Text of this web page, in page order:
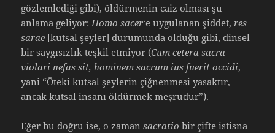
gözlemlediği gibi), öldürmenin caiz olması şu
anlama geliyor: Homo sacer‘e uygulanan şiddet,res
sarae [kutsal şeyler] durumunda olduğu gibi, dinsel
bir saygısızlık teşkil etmiyor (Cum cetera sacra
violari nefas sit, hominem sacrum ius fuerit occidi,
yani “Öteki kutsal şeylerin çiğnenmesi yasaktır,
ancak kutsal insanı öldürmek meşrudur”).
Eğer bu doğru ise, o zamansacratio bir çifte istisna